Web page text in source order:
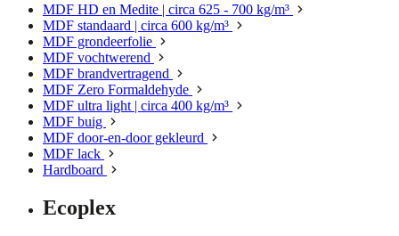
MDF HD en Medite | circa 625 - 700 kg/m³
MDF standaard | circa 600 kg/m³
MDF grondeerfolie
MDF vochtwerend
MDF brandvertragend
MDF Zero Formaldehyde
MDF ultra light | circa 400 kg/m³
MDF buig
MDF door-en-door gekleurd
MDF lack
Hardboard
Ecoplex